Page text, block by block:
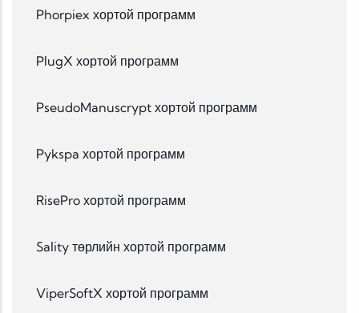
Phorpiex хортой программ
PlugX хортой программ
PseudoManuscrypt хортой программ
Pykspa хортой программ
RisePro хортой программ
Sality төрлийн хортой программ
ViperSoftX хортой программ